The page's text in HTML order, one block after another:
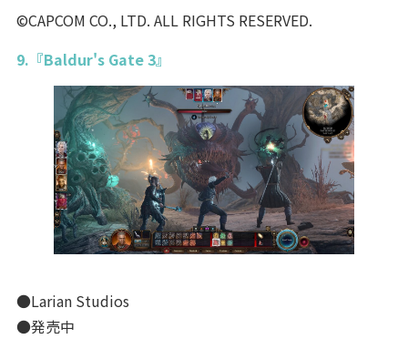
©CAPCOM CO., LTD. ALL RIGHTS RESERVED.
9.『Baldur's Gate 3』
●Larian Studios
●発売中